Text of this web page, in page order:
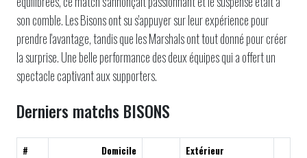
son comble. Les Bisons ont su s'appuyer sur leur expérience pour
prendre l'avantage, tandis que les Marshals ont tout donné pour créer
la surprise. Une belle performance des deux équipes qui a offert un
spectacle captivant aux supporters.
Derniers matchs BISONS
# Domicile
Extérieur